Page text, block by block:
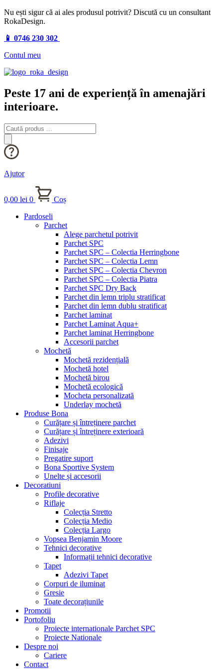
Nu ești sigur că ai ales produsul potrivit? Discută cu un consultant
RokaDesign.
📱 0746 230 302
Contul meu
Peste 17 ani de experiență în amenajări
interioare.
Products
search
Ajutor
0,00 lei 0
Coș
Pardoseli
Parchet
Alege parchetul potrivit
Parchet SPC
Parchet SPC – Colectia Herringbone
Parchet SPC – Colectia Lemn
Parchet SPC – Colectia Chevron
Parchet SPC – Colectia Piatra
Parchet SPC Dry Back
Parchet din lemn triplu stratificat
Parchet din lemn dublu stratificat
Parchet laminat
Parchet Laminat Aqua+
Parchet laminat Herringbone
Accesorii parchet
Mochetă
Mochetă rezidențială
Mochetă hotel
Mochetă birou
Mochetă ecologică
Mocheta personalizată
Underlay mochetă
Produse Bona
Curățare și întreținere parchet
Curățare și întreținere exterioară
Adezivi
Finisaje
Pregatire suport
Bona Sportive System
Unelte și accesorii
Decoratiuni
Profile decorative
Riflaje
Colecția Stretto
Colecția Medio
Colecția Largo
Vopsea Benjamin Moore
Tehnici decorative
Informații tehnici decorative
Tapet
Adezivi Tapet
Corpuri de iluminat
Gresie
Toate decorațiunile
Promotii
Portofoliu
Proiecte internationale Parchet SPC
Proiecte Nationale
Despre noi
Cariere
Contact